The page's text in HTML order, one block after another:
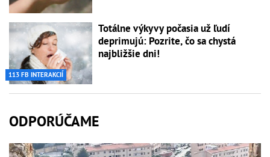
113 FB INTERAKCIÍ
Totálne výkyvy počasia už ľudí
deprimujú: Pozrite, čo sa chystá
najbližšie dni!
ODPORÚČAME